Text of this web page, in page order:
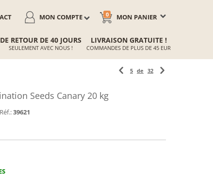
MON PANIER
0
MON COMPTE
DE RETOUR DE 40 JOURS
SEULEMENT AVEC NOUS !
LIVRAISON GRATUITE !
COMMANDES DE PLUS DE 45 EUR
5 de 32
Seeds Canary 20 kg
Réf.:39621